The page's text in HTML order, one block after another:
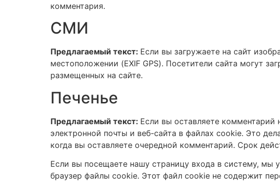
комментария.
СМИ
Предлагаемый текст: Если вы загружаете на сайт
местоположении (EXIF GPS). Посетители сайта могут
размещенных на сайте.
Печенье
Предлагаемый текст: Если вы оставляете комментарий
электронной почты и веб-сайта в файлах cookie. Это
когда вы оставляете очередной комментарий. Срок
Если вы посещаете нашу страницу входа в систему, мы
браузер файлы cookie. Этот файл cookie не содержит